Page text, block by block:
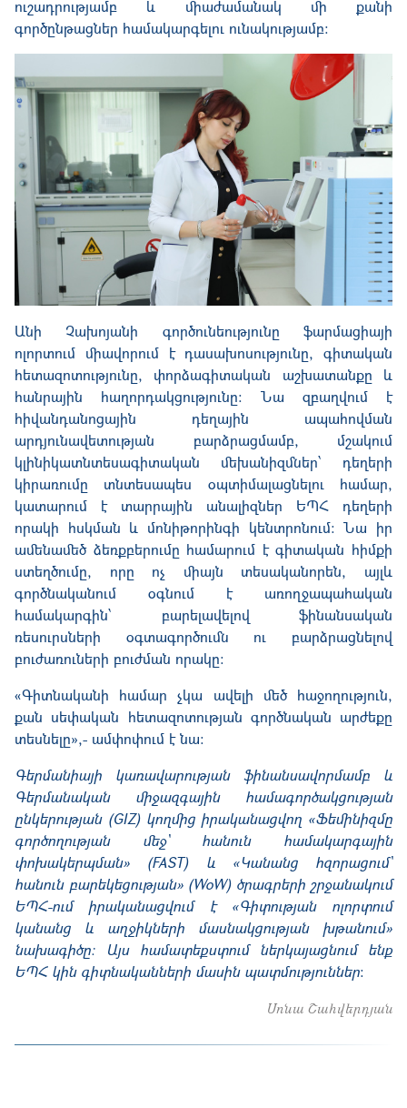
ուշադրությամբ և միաժամանակ մի քանի
գործընթացներ համակարգելու ունակությամբ։
Անի Չախոյանի գործունեությունը ֆարմացիայի
ոլորտում միավորում է դասախոսությունը, գիտական
հետազոտությունը, փորձագիտական աշխատանքը և
հանրային հաղորդակցությունը: Նա զբաղվում է
հիվանդանոցային դեղային ապահովման
արդյունավետության բարձրացմամբ, մշակում
կլինիկատնտեսագիտական մեխանիզմներ՝ դեղերի
կիրառումը տնտեսապես օպտիմալացնելու համար,
կատարում է տարրային անալիզներ ԵՊՀ դեղերի
որակի հսկման և մոնիթորինգի կենտրոնում։ Նա իր
ամենամեծ ձեռքբերումը համարում է գիտական հիմքի
ստեղծումը, որը ոչ միայն տեսականորեն, այլև
գործնականում օգնում է առողջապահական
համակարգին՝ բարելավելով ֆինանսական
ռեսուրսների օգտագործումն ու բարձրացնելով
բուժառուների բուժման որակը:
«Գիտնականի համար չկա ավելի մեծ հաջողություն,
քան սեփական հետազոտության գործնական արժեքը
տեսնելը»,- ամփոփում է նա։
Գերմանիայի կառավարության ֆինանսավորմամբ և
Գերմանական միջազգային համագործակցության
ընկերության (GIZ) կողմից իրականացվող «Ֆեմինիզմը
գործողության մեջ՝ հանուն համակարգային
փոխակերպման» (FAST) և «Կանանց հզորացում՝
հանուն բարեկեցության» (WoW) ծրագրերի շրջանակում
ԵՊՀ-ում իրականացվում է «Գիտության ոլորտում
կանանց և աղջիկների մասնակցության խթանում»
նախագիծը։ Այս համատեքստում ներկայացնում ենք
ԵՊՀ կին գիտնականների մասին պատմություններ։
Սոնա Շահվերդյան